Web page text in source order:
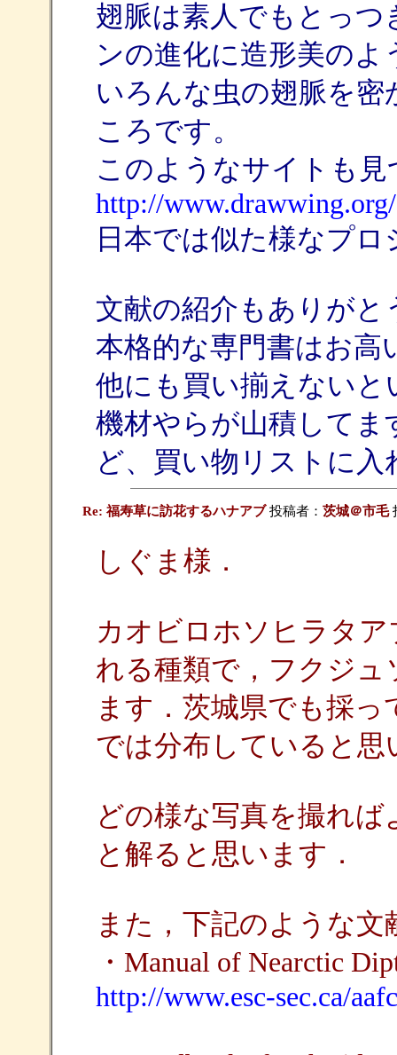
翅脈は素人でもとっ
ンの進化に造形美の
いろんな虫の翅脈を
ころです。
このようなサイトも
http://www.drawwing.org/
日本では似た様なプ
文献の紹介もありがと
本格的な専門書はお
他にも買い揃えないと
機材やらが山積して
ど、買い物リストに
Re: 福寿草に訪花するハナアブ投稿者： 茨城＠市毛
しぐま様．
カオビロホソヒラタ
れる種類で，フクジ
ます．茨城県でも採
では分布していると思
どの様な写真を撮れ
と解ると思います．
また，下記のような
・Manual of Nearctic
http://www.esc-sec.ca/